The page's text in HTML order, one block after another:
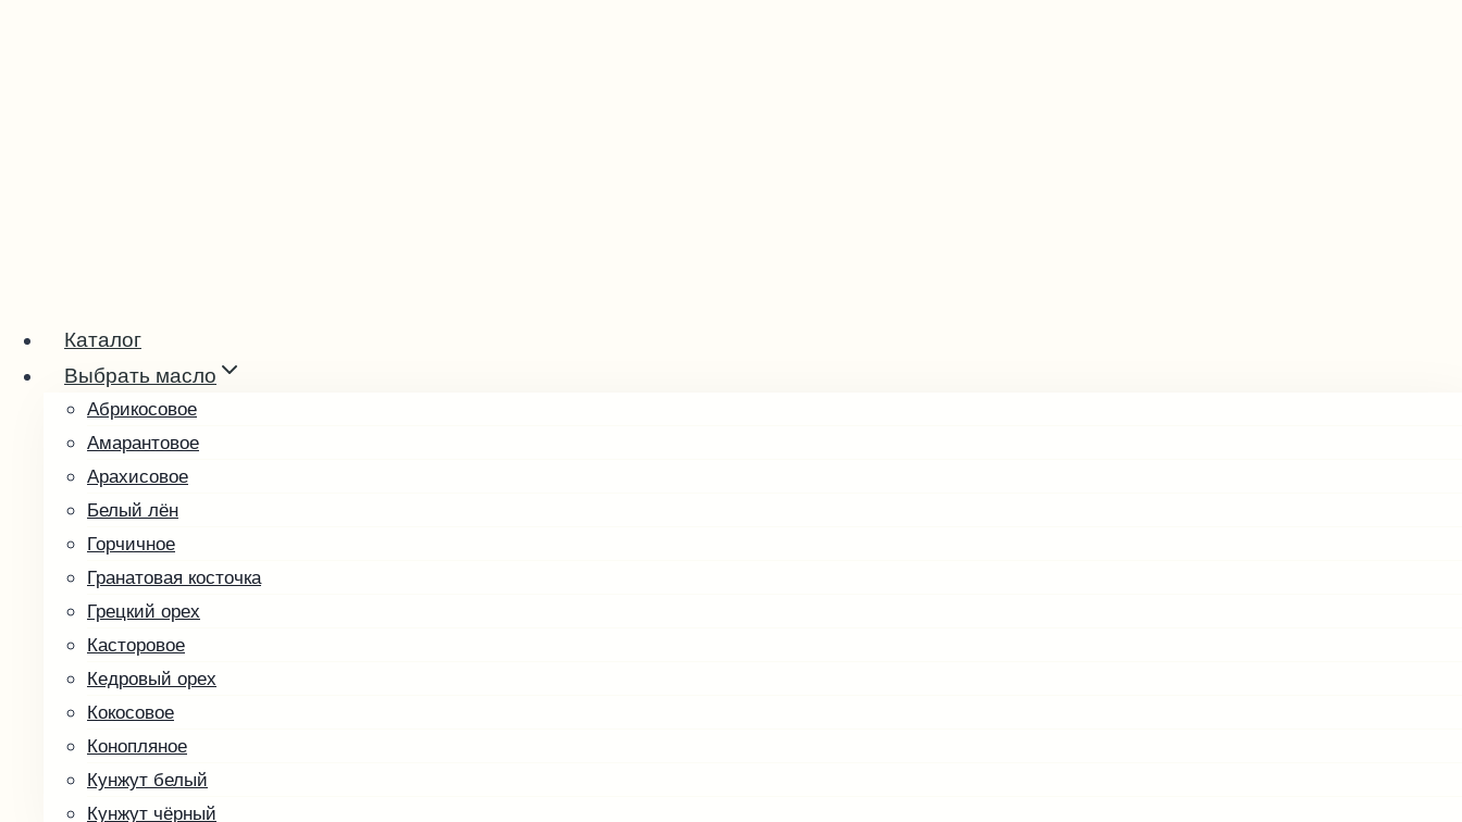
Каталог
Выбрать масло
Абрикосовое
Амарантовое
Арахисовое
Белый лён
Горчичное
Гранатовая косточка
Грецкий орех
Касторовое
Кедровый орех
Кокосовое
Конопляное
Кунжут белый
Кунжут чёрный